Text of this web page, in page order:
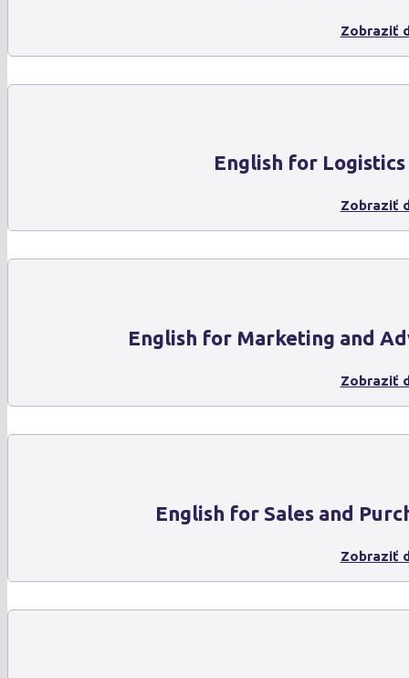
Zobraziť
English for Logistics
Zobraziť
English for Marketing and
Zobraziť
English for Sales and
Zobraziť